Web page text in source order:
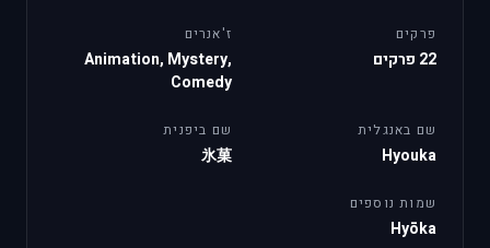
פרקים
22 פרקים
ז'אנרים
Animation, Mystery,
Comedy
שם באנגלית
Hyouka
שם ביפנית
氷菓
שמות נוספים
Hyōka